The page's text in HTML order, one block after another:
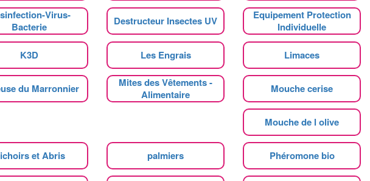
Virus-
Bacterie
Destructeur Insectes UV
Equipement Protection
Individuelle
K3D Les Engrais Limaces
du Marronnier
Mites des Vêtements -
Alimentaire
Mouche cerise
Mouche de l olive
et Abris palmiers Phéromone bio